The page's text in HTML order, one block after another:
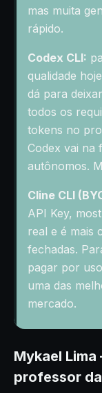
mas muita
rápido.
Codex CLI:
qualidade
dá para
todos os
tokens no
Codex vai na
autônomos.
Cline CLI
API Key,
real e é mais
fechadas.
pagar por
uma das
mercado.
Mykael
professor